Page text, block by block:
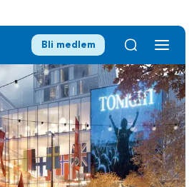
Bli medlem